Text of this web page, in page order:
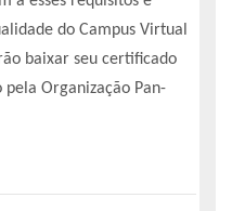
do Campus Virtual
baixar seu certificado
Organização Pan-